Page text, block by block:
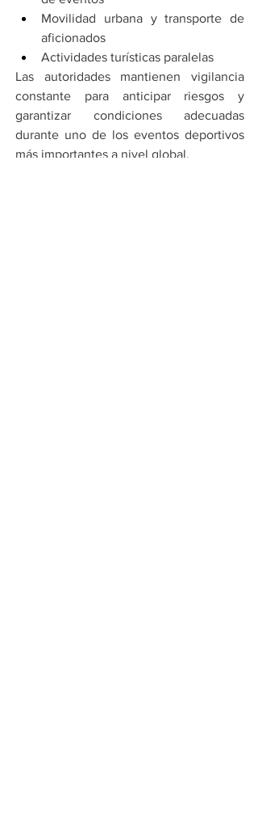
Movilidad urbana y transporte de
aficionados
Actividades turísticas paralelas
Las autoridades mantienen vigilancia
constante para anticipar riesgos y
garantizar condiciones adecuadas
durante uno de los eventos deportivos
más importantes a nivel global.